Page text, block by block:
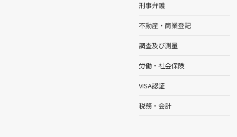
刑事弁護
不動産・商業登記
調査及び測量
労働・社会保険
VISA認証
税務・会計